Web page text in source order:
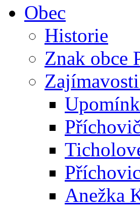
Obec
Historie
Znak obce
Anežka